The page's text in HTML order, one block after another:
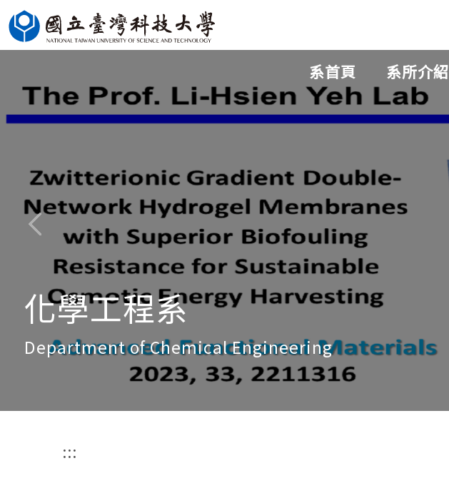
跳
到
容
系首頁 系所介紹
化學工程系
Department of Chemical Engineering
:::